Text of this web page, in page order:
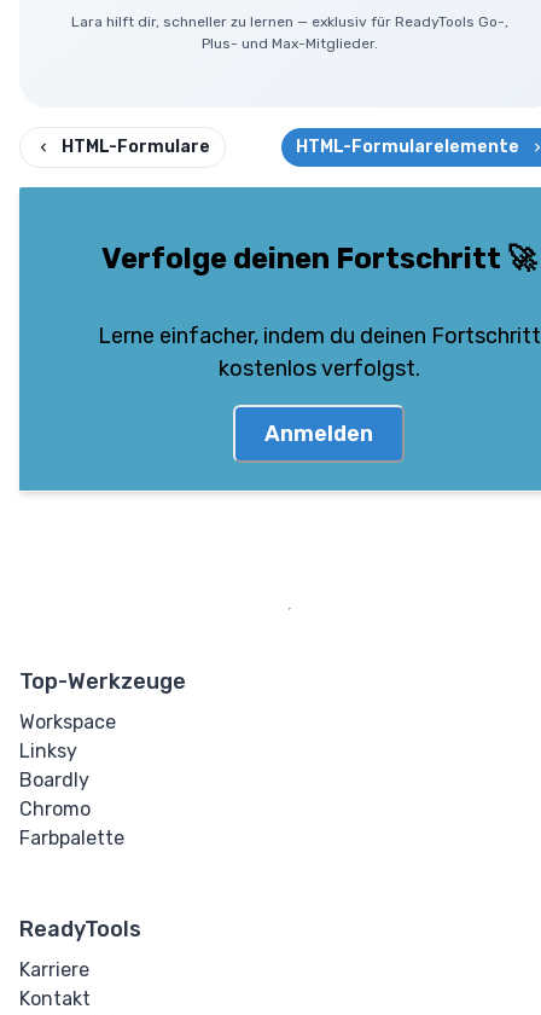
Lara hilft dir, schneller zu lernen — exklusiv für ReadyTools Go-,
Plus- und Max-Mitglieder.
HTML-Formulare HTML-Formularelemente
Verfolge deinen Fortschritt 🚀
Lerne einfacher, indem du deinen Fortschritt
kostenlos verfolgst.
Anmelden
Top-Werkzeuge
Workspace
Linksy
Boardly
Chromo
Farbpalette
ReadyTools
Karriere
Kontakt